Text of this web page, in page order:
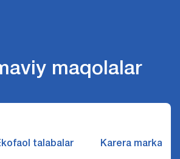
maqolalar
talabalar Karera markazi